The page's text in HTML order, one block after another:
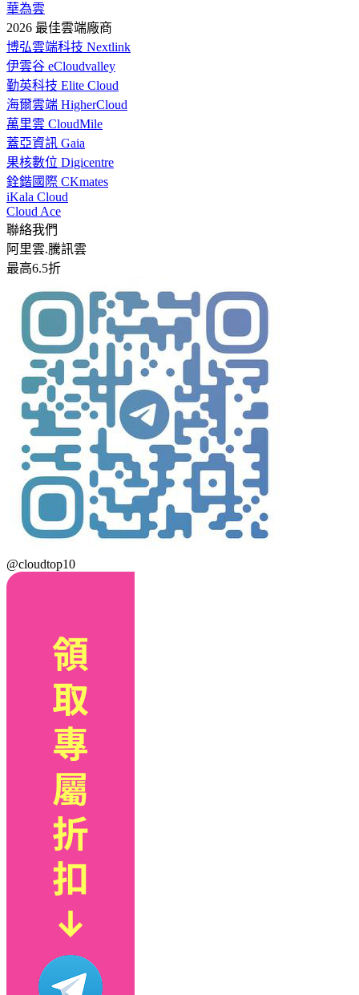
華為雲
2026 最佳雲端廠商
博弘雲端科技 Nextlink
伊雲谷 eCloudvalley
勤英科技 Elite Cloud
海爾雲端 HigherCloud
萬里雲 CloudMile
蓋亞資訊 Gaia
果核數位 Digicentre
銓鍇國際 CKmates
iKala Cloud
Cloud Ace
聯絡我們
阿里雲.騰訊雲
最高6.5折
@cloudtop10